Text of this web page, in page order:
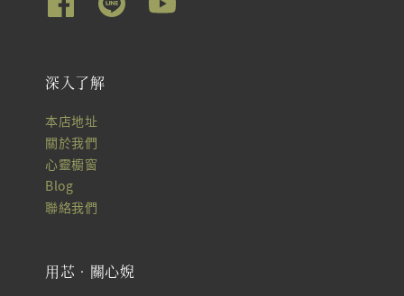
深入了解
本店地址
關於我們
心靈櫥窗
Blog
聯絡我們
用芯‧關心婗